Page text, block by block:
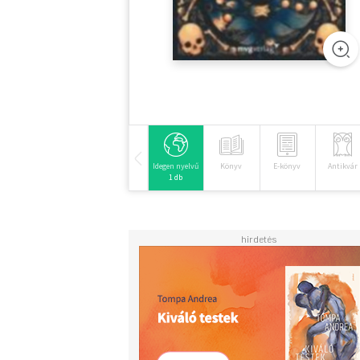
Idegen nyelvű
1 db
Könyv E-könyv Antikvár